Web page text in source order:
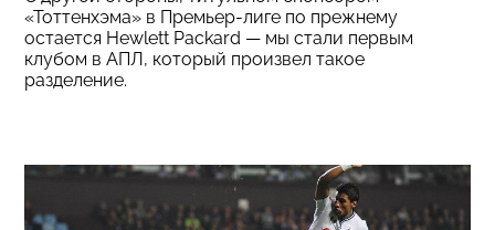
«Тоттенхэма» в Премьер-лиге по прежнему
остается Hewlett Packard — мы стали первым
клубом в АПЛ, который произвел такое
разделение.